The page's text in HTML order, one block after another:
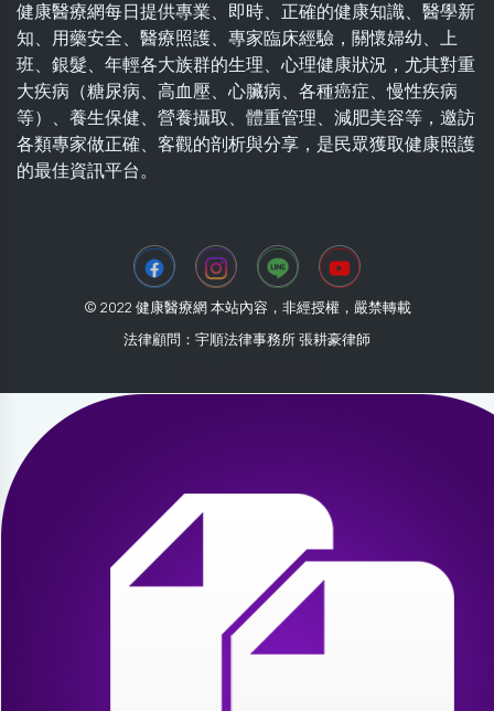
健康醫療網每日提供專業、即時、正確的健康知識、醫學新
知、用藥安全、醫療照護、專家臨床經驗，關懷婦幼、上
班、銀髮、年輕各大族群的生理、心理健康狀況，尤其對重
大疾病（糖尿病、高血壓、心臟病、各種癌症、慢性疾病
等）、養生保健、營養攝取、體重管理、減肥美容等，邀訪
各類專家做正確、客觀的剖析與分享，是民眾獲取健康照護
的最佳資訊平台。
© 2022 健康醫療網 本站內容，非經授權，嚴禁轉載
法律顧問：宇順法律事務所 張耕豪律師